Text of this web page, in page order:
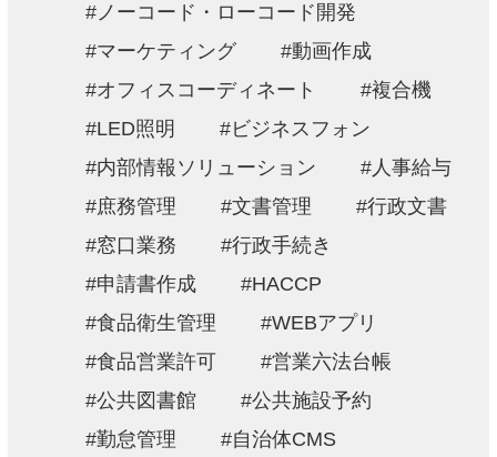
ノーコード・ローコード開発
マーケティング
動画作成
オフィスコーディネート
複合機
LED照明
ビジネスフォン
内部情報ソリューション
人事給与
庶務管理
文書管理
行政文書
窓口業務
行政手続き
申請書作成
HACCP
食品衛生管理
WEBアプリ
食品営業許可
営業六法台帳
公共図書館
公共施設予約
勤怠管理
自治体CMS